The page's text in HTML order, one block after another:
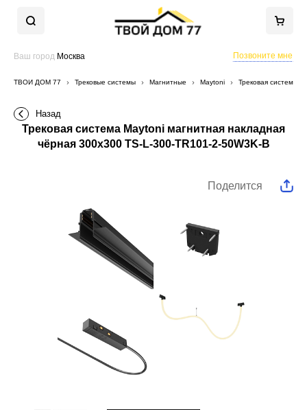
Ваш город Москва Позвоните мне
ТВОЙ ДОМ 77 Трековые системы Магнитные Maytoni Трековая система
Назад
Трековая система Maytoni магнитная накладная
чёрная 300x300 TS-L-300-TR101-2-50W3K-B
Поделится